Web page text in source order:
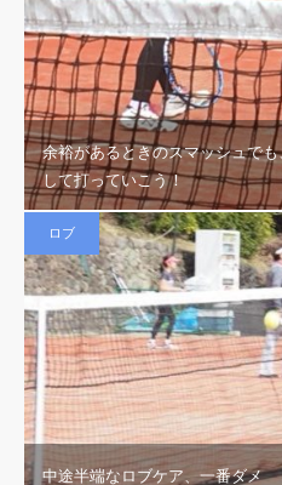
余裕があるときのスマッシュで
して打っていこう！
ロブ
中途半端なロブケア、一番ダメ